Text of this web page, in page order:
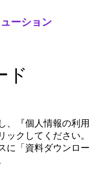
ーション